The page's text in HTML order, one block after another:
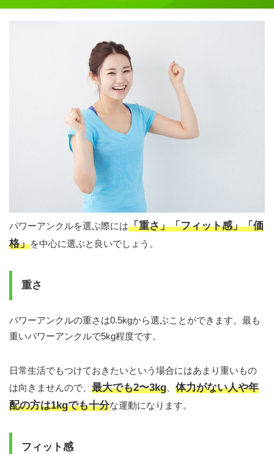
パワーアンクルを選ぶ際には「重さ」「フィット感」「価
格」を中心に選ぶと良いでしょう。
重さ
パワーアンクルの重さは0.5kgから選ぶことができます。最も
重いパワーアンクルで5kg程度です。
日常生活でもつけておきたいという場合にはあまり重いもの
は向きませんので、 最大でも2〜3kg
体力がない人や年
配の方は1kgでも十分な運動になります。
フィット感